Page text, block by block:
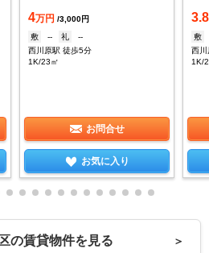
4万円 /3,000円
敷
-- 礼
--
西川原駅 徒歩5分
1K/23㎡
お問合せ
お気に入り
3.8
敷
西川
1K/
の賃貸物件を見る ＞